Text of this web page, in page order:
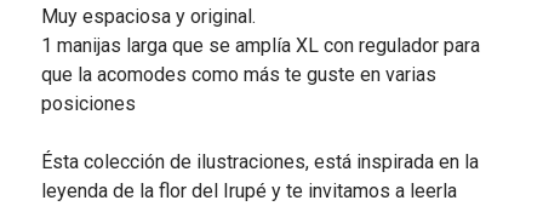
Muy espaciosa y original.
1 manijas larga que se amplía XL con regulador para
que la acomodes como más te guste en varias
posiciones
Ésta colección de ilustraciones, está inspirada en la
leyenda de la flor del Irupé y te invitamos a leerla